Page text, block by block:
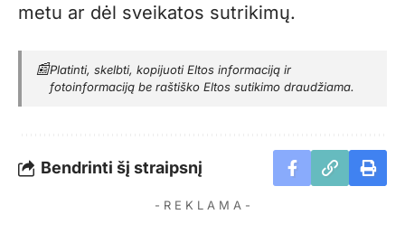
metu ar dėl sveikatos sutrikimų.
📰Platinti, skelbti, kopijuoti Eltos informaciją ir
fotoinformaciją be raštiško Eltos sutikimo draudžiama.
Bendrinti šį straipsnį
- R E K L A M A -